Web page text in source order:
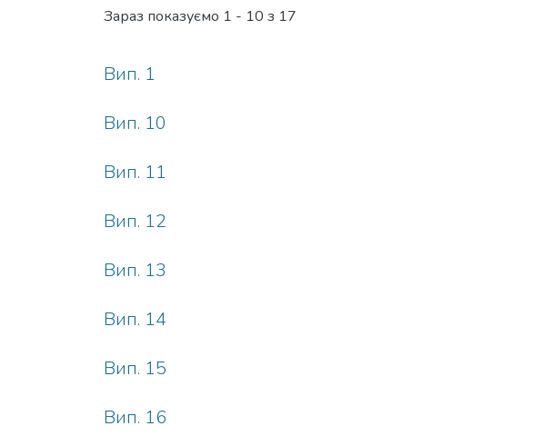
Зараз показуємо 1 - 10 з 17
Вип. 1
Вип. 10
Вип. 11
Вип. 12
Вип. 13
Вип. 14
Вип. 15
Вип. 16